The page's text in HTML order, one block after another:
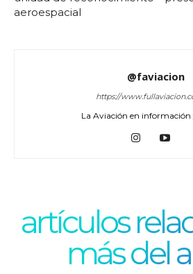
aeroespacial
@faviacion
https://
La Aviación en información
artículos
más del